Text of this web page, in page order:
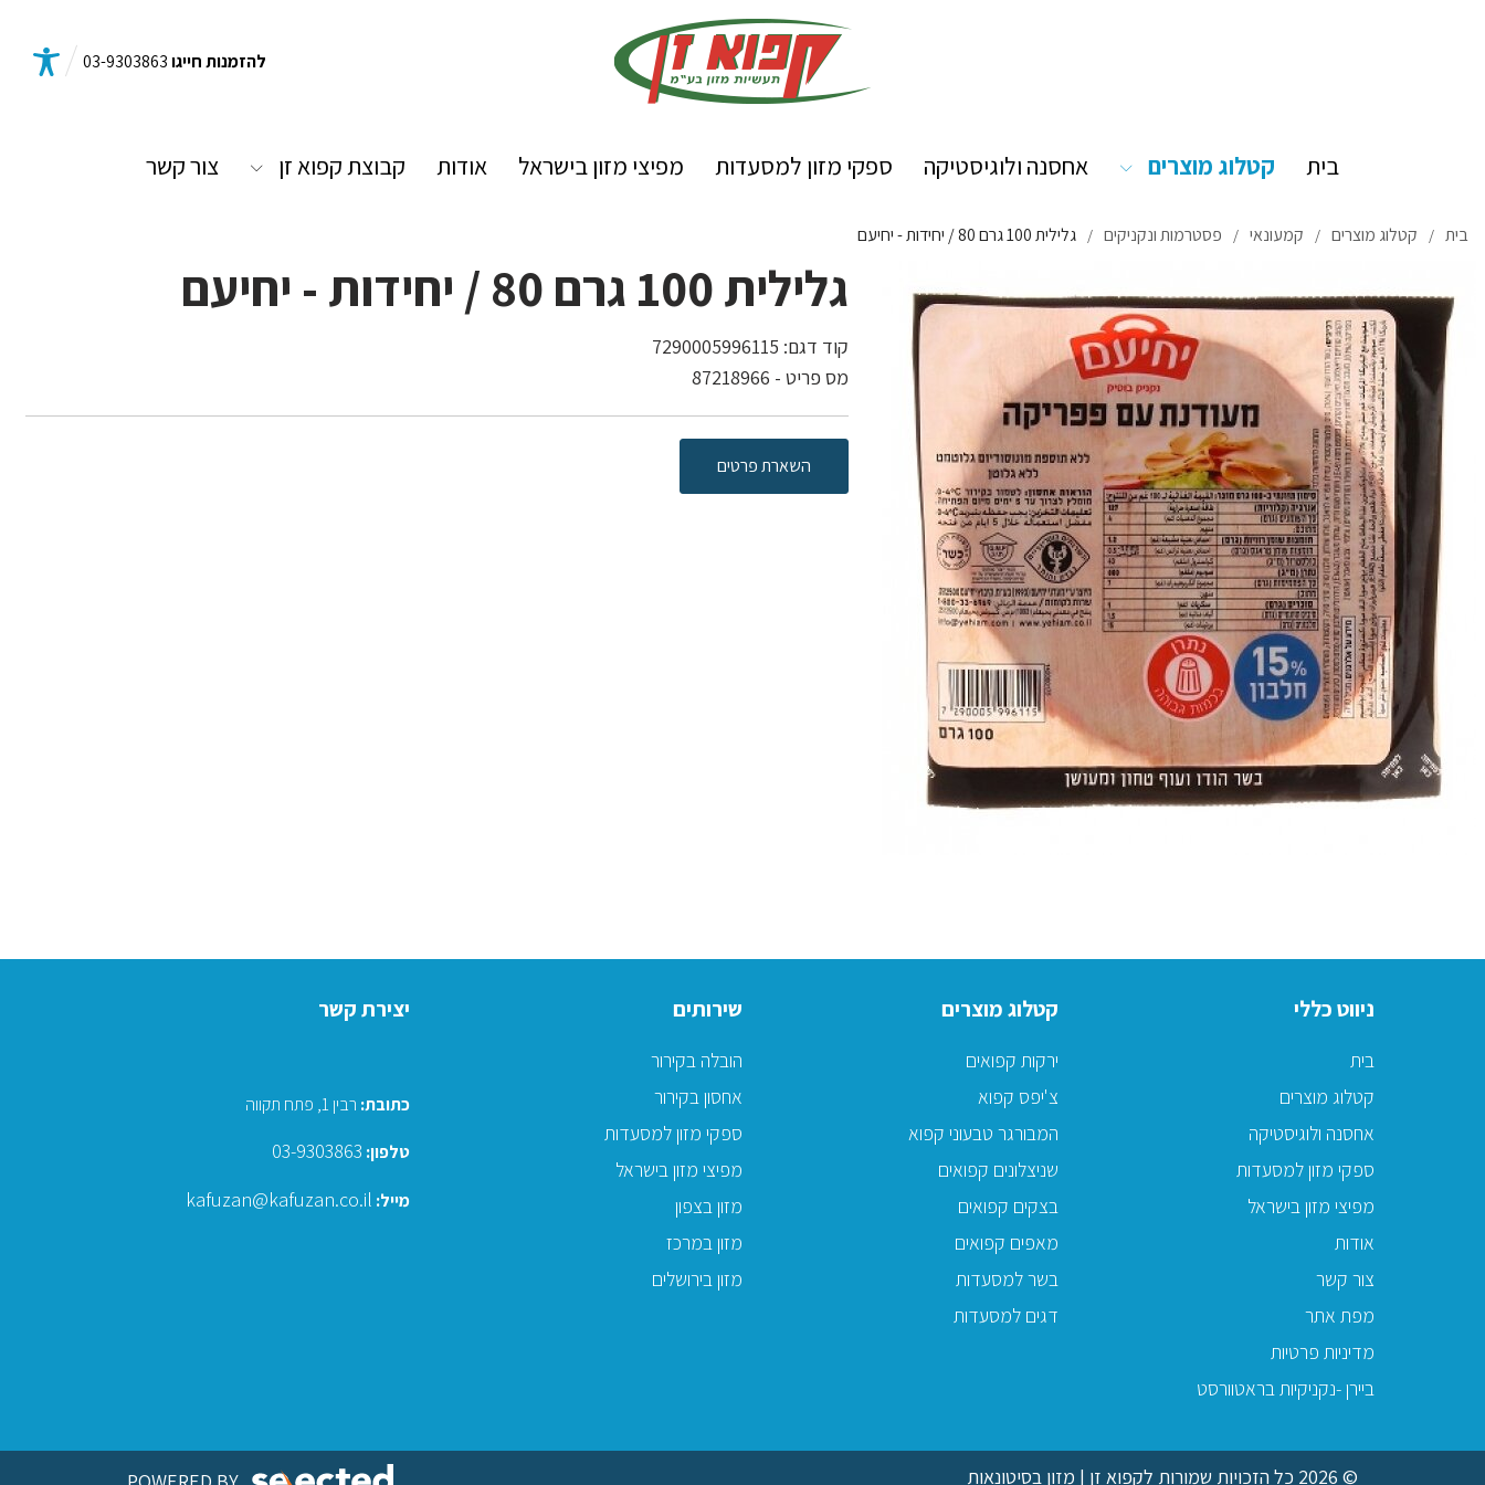
להזמנות חייגו03-9303863
בית קטלוג מוצרים אחסנה ולוגיסטיקה ספקי מזון למסעדות מפיצי מזון בישראל אודות קבוצת קפוא זן צור קשר
בית / קטלוג מוצרים / קמעונאי / פסטרמות ונקניקים / גלילית 100 גרם 80 / יחידות - יחיעם
גלילית 100 גרם 80 / יחידות - יחיעם
קוד דגם: 7290005996115
מס פריט - 87218966
השארת פרטים
ניווט כללי
בית
קטלוג מוצרים
אחסנה ולוגיסטיקה
ספקי מזון למסעדות
מפיצי מזון בישראל
אודות
צור קשר
מפת אתר
מדיניות פרטיות
ביירן -נקניקיות בראטוורסט
קטלוג מוצרים
ירקות קפואים
צ'יפס קפוא
המבורגר טבעוני קפוא
שניצלונים קפואים
בצקים קפואים
מאפים קפואים
בשר למסעדות
דגים למסעדות
שירותים
הובלה בקירור
אחסון בקירור
ספקי מזון למסעדות
מפיצי מזון בישראל
מזון בצפון
מזון במרכז
מזון בירושלים
יצירת קשר
כתובת: רבין 1, פתח תקווה
טלפון: 03-9303863
מייל: kafuzan@kafuzan.co.il
© 2026 כל הזכויות שמורות לקפוא זן | מזון בסיטונאות